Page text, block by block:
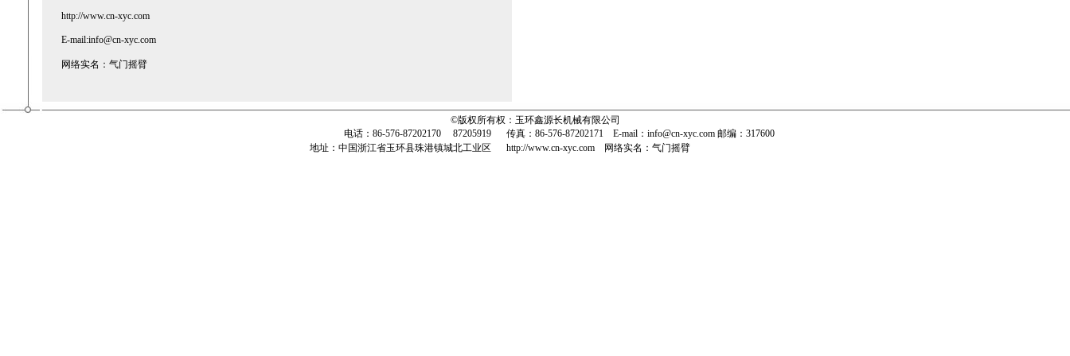
http://www.cn-xyc.com
E-mail:info@cn-xyc.com
网络实名：气门摇臂
©版权所有权：玉环鑫源长机械有限公司
电话：86-576-87202170 87205919
传真：86-576-87202171
E-mail：info@cn-xyc.com 邮编：317600
地址：中国浙江省玉环县珠港镇城北工业区
http://www.cn-xyc.com 网络实名：气门摇臂